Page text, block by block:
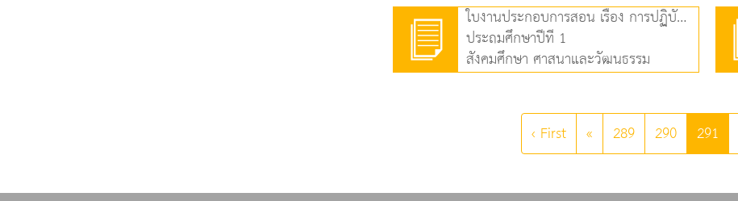
ใบงานประกอบการสอน เรื่อง การปฏิบัติตนเป็นสมาชิกที่ดีของโรงเรียน (76.25 KB)
ประถมศึกษาปีที่ 1
สังคมศึกษา ศาสนาและวัฒนธรรม
‹ First « 289 290 291